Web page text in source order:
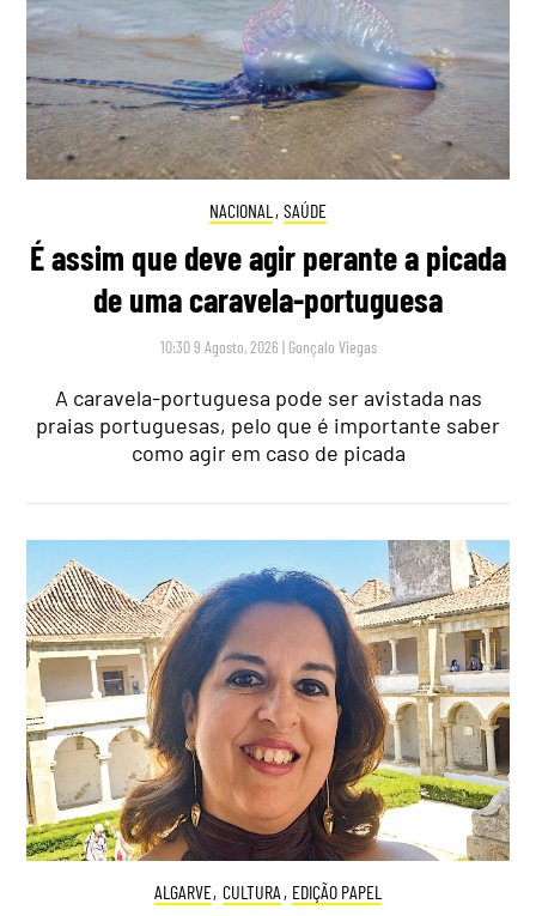
NACIONAL , SAÚDE
É assim que deve agir perante a picada
de uma caravela-portuguesa
10:30 9 Agosto, 2026 | Gonçalo Viegas
A caravela-portuguesa pode ser avistada nas
praias portuguesas, pelo que é importante saber
como agir em caso de picada
ALGARVE, CULTURA , EDIÇÃO PAPEL